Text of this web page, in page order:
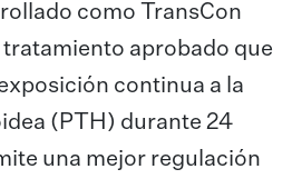
como TransCon
tratamiento aprobado que
continua a la
(PTH) durante 24
una mejor regulación